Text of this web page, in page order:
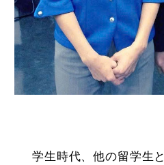
学生時代、他の留学生